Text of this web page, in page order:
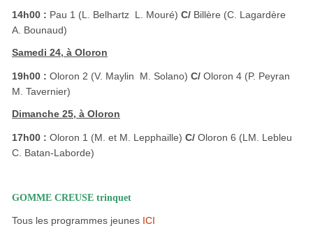
14h00 : Pau 1 (L. Belhartz  L. Mouré)C/ Billère (C. Lagardère 
A. Bounaud)
Samedi 24, à Oloron
19h00 :Oloron 2 (V. Maylin  M. Solano)C/Oloron 4 (P. Peyran 
M. Tavernier)
Dimanche 25, à Oloron
17h00 :Oloron 1 (M. et M. Lepphaille)C/ Oloron 6 (LM. Lebleu 
C. Batan-Laborde)
GOMME CREUSE trinquet
Tous les programmes jeunes ICI